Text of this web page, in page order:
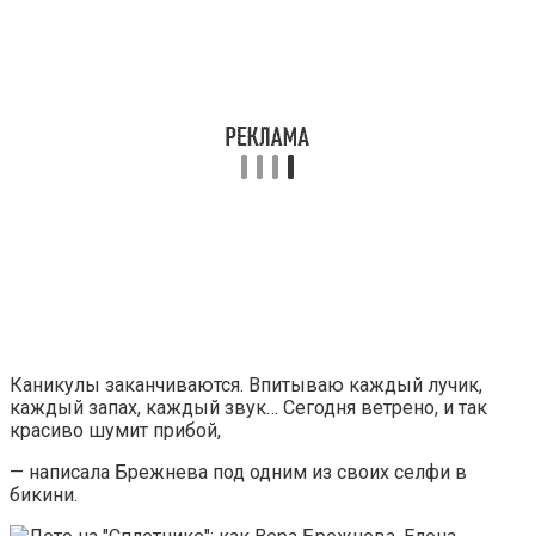
Каникулы заканчиваются. Впитываю каждый лучик,
каждый запах, каждый звук… Сегодня ветрено, и так
красиво шумит прибой,
— написала Брежнева под одним из своих селфи в
бикини.